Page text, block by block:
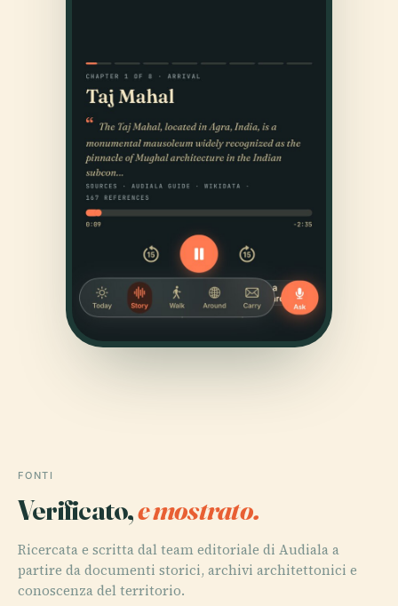
FONTI
Verificato,e mostrato.
Ricercata e scritta dal team editoriale di Audiala a
partire da documenti storici, archivi architettonici e
conoscenza del territorio.